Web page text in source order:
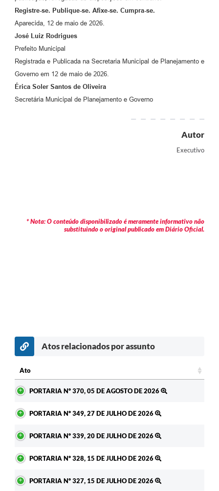
Registre-se. Publique-se. Afixe-se. Cumpra-se.
Aparecida, 12 de maio de 2026.
José Luiz Rodrigues
Prefeito Municipal
Registrada e Publicada na Secretaria Municipal de Planejamento e
Governo em 12 de maio de 2026.
Érica Soler Santos de Oliveira
Secretária Municipal de Planejamento e Governo
Autor
Executivo
* Nota: O conteúdo disponibilizado é meramente informativo não
substituindo o original publicado em Diário Oficial.
Atos relacionados por assunto
Ato
PORTARIA Nº 370, 05 DE AGOSTO DE 2026
PORTARIA Nº 349, 27 DE JULHO DE 2026
PORTARIA Nº 339, 20 DE JULHO DE 2026
PORTARIA Nº 328, 15 DE JULHO DE 2026
PORTARIA Nº 327, 15 DE JULHO DE 2026